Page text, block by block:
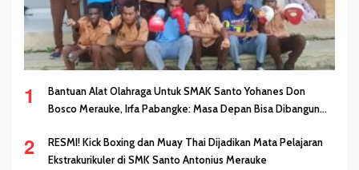
1
Bantuan Alat Olahraga Untuk SMAK Santo Yohanes Don
Bosco Merauke, Irfa Pabangke: Masa Depan Bisa Dibangun
2
RESMI! Kick Boxing dan Muay Thai Dijadikan Mata Pelajaran
Ekstrakurikuler di SMK Santo Antonius Merauke